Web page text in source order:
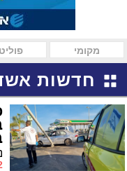
מקומי
חדשות